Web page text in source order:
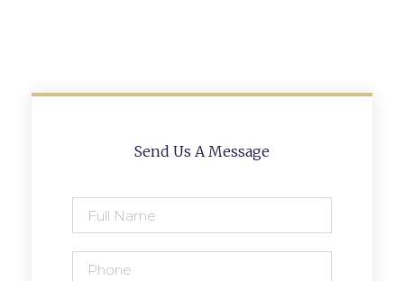
Send Us A Message